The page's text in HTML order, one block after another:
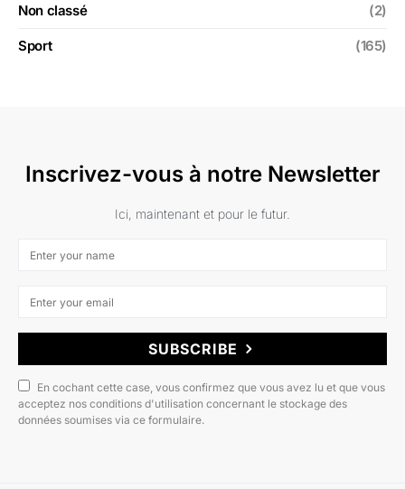
Non classé (2)
Sport (165)
Inscrivez-vous à notre Newsletter
Ici, maintenant et pour le futur.
SUBSCRIBE
En cochant cette case, vous confirmez que vous avez lu et que vous
acceptez nos conditions d'utilisation concernant le stockage des
données soumises via ce formulaire.